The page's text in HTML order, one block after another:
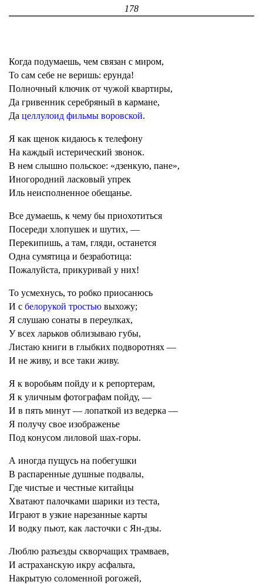
178
Когда подумаешь, чем связан с миром,
То сам себе не веришь: ерунда!
Полночный ключик от чужой квартиры,
Да гривенник серебряный в кармане,
Да целлулоид фильмы воровской.
Я как щенок кидаюсь к телефону
На каждый истерический звонок.
В нем слышно польское: «дзенкую, пане»,
Иногородний ласковый упрек
Иль неисполненное обещанье.
Все думаешь, к чему бы приохотиться
Посереди хлопушек и шутих, —
Перекипишь, а там, гляди, останется
Одна сумятица и безработица:
Пожалуйста, прикуривай у них!
То усмехнусь, то робко приосанюсь
И с белорукой тростью выхожу;
Я слушаю сонаты в переулках,
У всех ларьков облизываю губы,
Листаю книги в глыбких подворотнях —
И не живу, и все таки живу.
Я к воробьям пойду и к репортерам,
Я к уличным фотографам пойду, —
И в пять минут — лопаткой из ведерка —
Я получу свое изображенье
Под конусом лиловой шах-горы.
А иногда пущусь на побегушки
В распаренные душные подвалы,
Где чистые и честные китайцы
Хватают палочками шарики из теста,
Играют в узкие нарезанные карты
И водку пьют, как ласточки с Ян-дзы.
Люблю разъезды скворчащих трамваев,
И астраханскую икру асфальта,
Накрытую соломенной рогожей,